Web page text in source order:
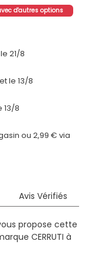
d'autres options
21/8
le 13/8
13/8
ou 2,99 € via
Avis Vérifiés
propose cette
CERRUTI à